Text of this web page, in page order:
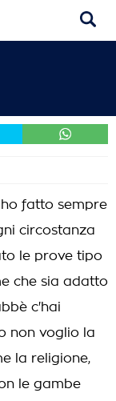
fatto sempre
circostanza
le prove tipo
che sia adatto
c'hai
non voglio la
la religione,
le gambe